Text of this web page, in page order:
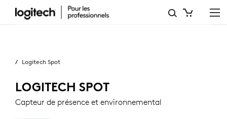
CAPTEUR
ET
ENVIRONNEMENTAL
LOGITECH
Logitech Spot
LOGITECH SPOT
Capteur de présence et environnemental